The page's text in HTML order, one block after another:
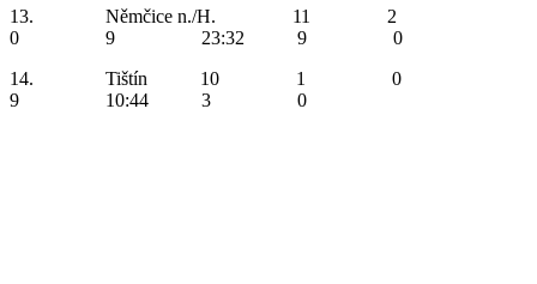
13. Němčice n./H. 11 2
0 9 23:32 9 0
14. Tištín 10 1 0
9 10:44 3 0